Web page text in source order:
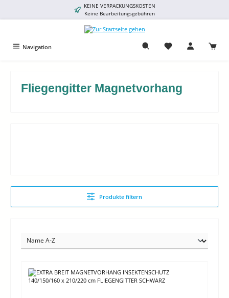
KEINE VERPACKUNGSKOSTEN
Keine Bearbeitungsgebühren
Navigation
Fliegengitter Magnetvorhang
Produkte filtern